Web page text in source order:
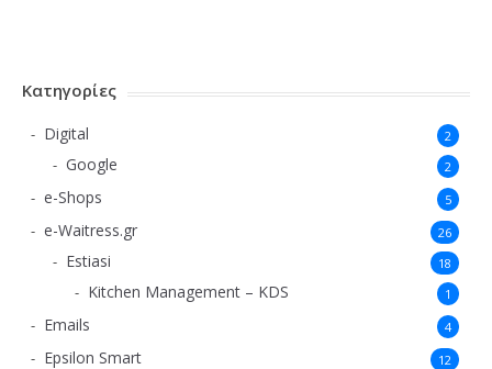
Κατηγορίες
Digital 2
Google 2
e-Shops 5
e-Waitress.gr 26
Estiasi 18
Kitchen Management – KDS 1
Emails 4
Epsilon Smart 12